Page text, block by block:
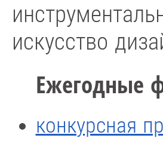
искусство
Ежегодные
конкурсная